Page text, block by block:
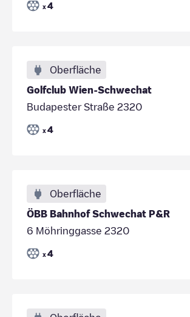
x 4
Oberfläche
Golfclub Wien-Schwechat
Budapester Straße 2320
x 4
Oberfläche
ÖBB Bahnhof Schwechat P&R
6 Möhringgasse 2320
x 4